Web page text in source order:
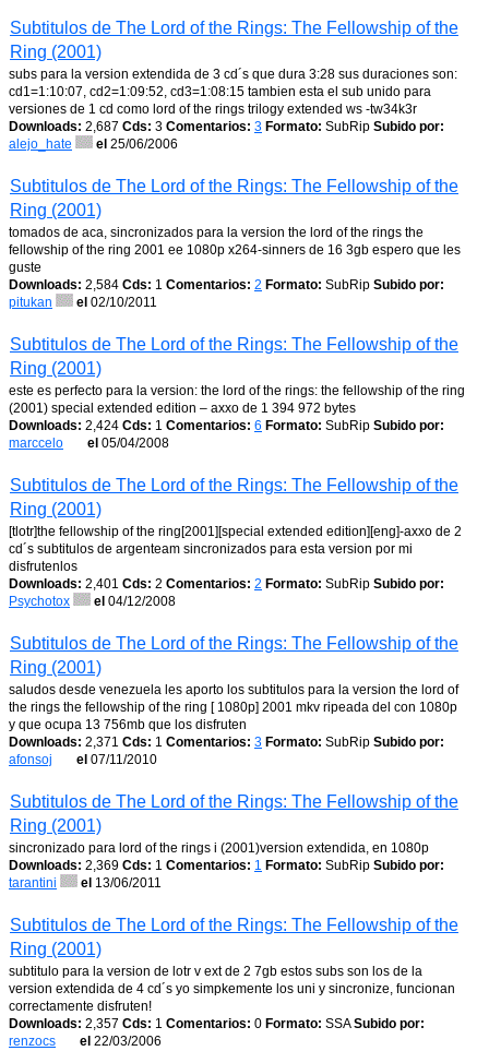
Subtitulos de The Lord of the Rings: The Fellowship of the
Ring (2001)
subs para la version extendida de 3 cd´s que dura 3:28 sus duraciones son:
cd1=1:10:07, cd2=1:09:52, cd3=1:08:15 tambien esta el sub unido para
versiones de 1 cd como lord of the rings trilogy extended ws -tw34k3r
Downloads: 2,687 Cds: 3 Comentarios: 3 Formato: SubRip Subido por:
alejo_hate
el 25/06/2006
Subtitulos de The Lord of the Rings: The Fellowship of the
Ring (2001)
tomados de aca, sincronizados para la version the lord of the rings the
fellowship of the ring 2001 ee 1080p x264-sinners de 16 3gb espero que les
guste
Downloads: 2,584 Cds: 1 Comentarios: 2 Formato: SubRip Subido por:
pitukan
el 02/10/2011
Subtitulos de The Lord of the Rings: The Fellowship of the
Ring (2001)
este es perfecto para la version: the lord of the rings: the fellowship of the ring
(2001) special extended edition – axxo de 1 394 972 bytes
Downloads: 2,424 Cds: 1 Comentarios: 6 Formato: SubRip Subido por:
marccelo
el 05/04/2008
Subtitulos de The Lord of the Rings: The Fellowship of the
Ring (2001)
[tlotr]the fellowship of the ring[2001][special extended edition][eng]-axxo de 2
cd´s subtitulos de argenteam sincronizados para esta version por mi
disfrutenlos
Downloads: 2,401 Cds: 2 Comentarios: 2 Formato: SubRip Subido por:
Psychotox
el 04/12/2008
Subtitulos de The Lord of the Rings: The Fellowship of the
Ring (2001)
saludos desde venezuela les aporto los subtitulos para la version the lord of
the rings the fellowship of the ring [ 1080p] 2001 mkv ripeada del con 1080p
y que ocupa 13 756mb que los disfruten
Downloads: 2,371 Cds: 1 Comentarios: 3 Formato: SubRip Subido por:
afonsoj
el 07/11/2010
Subtitulos de The Lord of the Rings: The Fellowship of the
Ring (2001)
sincronizado para lord of the rings i (2001)version extendida, en 1080p
Downloads: 2,369 Cds: 1 Comentarios: 1 Formato: SubRip Subido por:
tarantini
el 13/06/2011
Subtitulos de The Lord of the Rings: The Fellowship of the
Ring (2001)
subtitulo para la version de lotr v ext de 2 7gb estos subs son los de la
version extendida de 4 cd´s yo simpkemente los uni y sincronize, funcionan
correctamente disfruten!
Downloads: 2,357 Cds: 1 Comentarios: 0 Formato: SSASubido por:
renzocs
el 22/03/2006